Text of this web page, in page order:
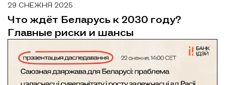
29 СНЕЖНЯ 2025
Что ждёт Беларусь к 2030 году?
Главные риски и шансы